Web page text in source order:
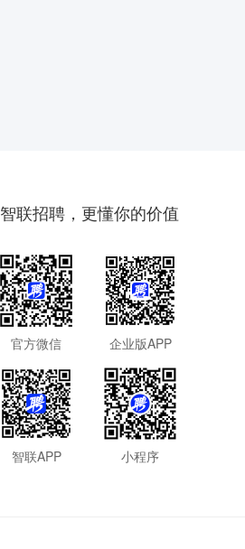
智联招聘，更懂你的价值
官方微信 企业版APP
智联APP 小程序